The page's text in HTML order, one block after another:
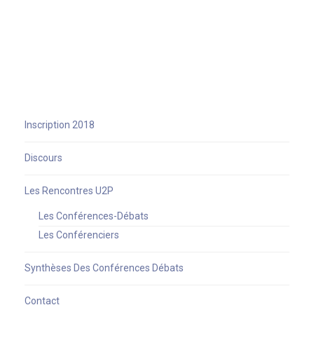
Inscription 2018
Discours
Les Rencontres U2P
Les Conférences-Débats
Les Conférenciers
Synthèses Des Conférences Débats
Contact